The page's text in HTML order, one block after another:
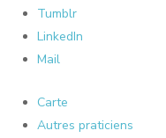
Tumblr
LinkedIn
Mail
Carte
Autres praticiens